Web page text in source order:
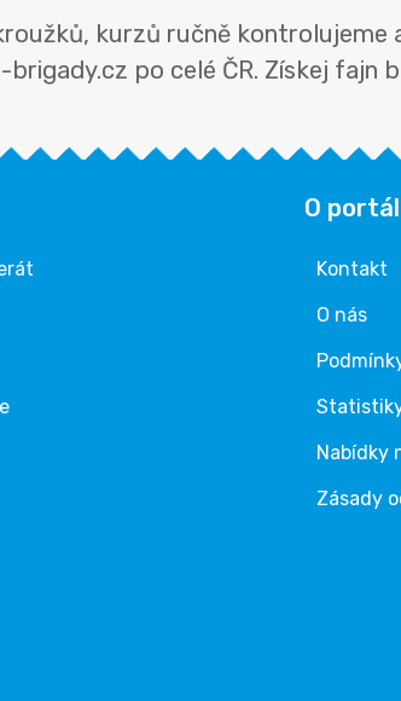
kurzů ručně
po celé ČR. Získej fajn
O
Kontakt
O nás
Nabídky
Zásady